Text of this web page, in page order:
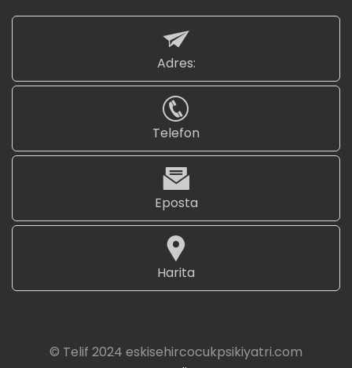
Adres:
Telefon
Eposta
Harita
© Telif 2024 eskisehircocukpsikiyatri.com